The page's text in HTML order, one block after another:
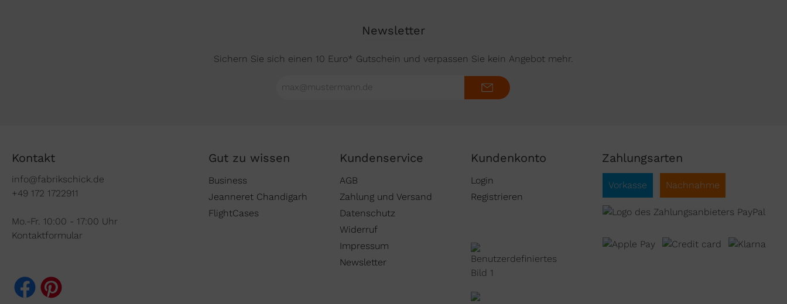
Newsletter
Sichern Sie sich einen 10 Euro* Gutschein und verpassen Sie kein Angebot mehr.
Mail-
Kontakt
info@fabrikschick.de
+49 172 1722911
Mo.-Fr. 10:00 - 17:00 Uhr
Kontaktformular
Gut zu wissen
Business
Jeanneret Chandigarh
FlightCases
Kundenservice
AGB
Zahlung und Versand
Datenschutz
Widerruf
Impressum
Newsletter
Kundenkonto
Login
Registrieren
Zahlungsarten
Vorkasse Nachnahme